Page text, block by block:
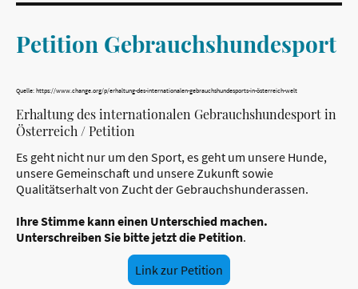
Petition Gebrauchshundesport
Quelle: https://www.change.org/p/erhaltung-des-internationalen-gebrauchshundesports-in-österreich-welt
Erhaltung des internationalen Gebrauchshundesport in
Österreich / Petition
Es geht nicht nur um den Sport, es geht um unsere Hunde,
unsere Gemeinschaft und unsere Zukunft sowie
Qualitätserhalt von Zucht der Gebrauchshunderassen.
Ihre Stimme kann einen Unterschied machen.
Unterschreiben Sie bitte jetzt die Petition.
Link zur Petition